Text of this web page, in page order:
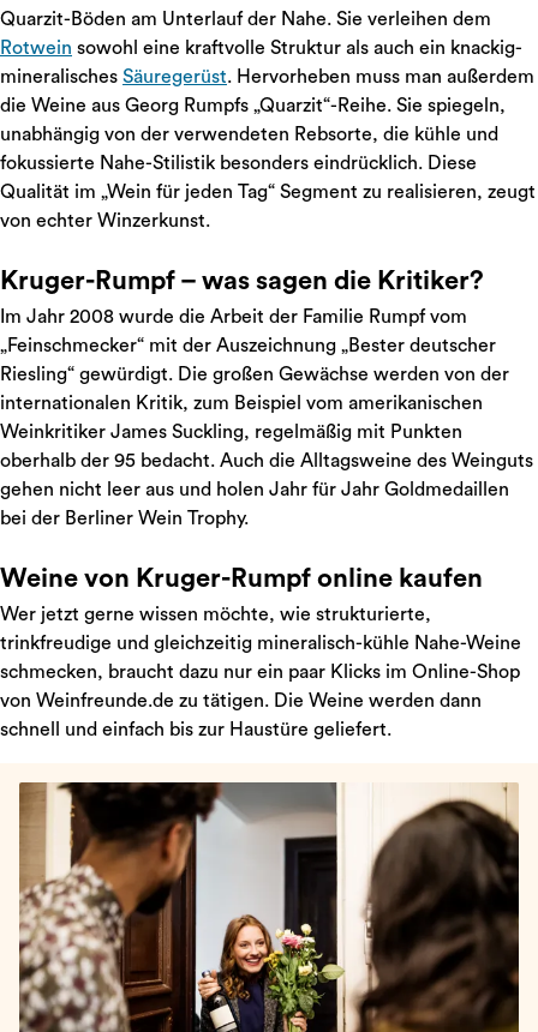
Quarzit-Böden am Unterlauf der Nahe. Sie verleihen dem
Rotwein sowohl eine kraftvolle Struktur als auch ein knackig-
mineralisches Säuregerüst. Hervorheben muss man außerdem
die Weine aus Georg Rumpfs „Quarzit“-Reihe. Sie spiegeln,
unabhängig von der verwendeten Rebsorte, die kühle und
fokussierte Nahe-Stilistik besonders eindrücklich. Diese
Qualität im „Wein für jeden Tag“ Segment zu realisieren, zeugt
von echter Winzerkunst.
Kruger-Rumpf – was sagen die Kritiker?
Im Jahr 2008 wurde die Arbeit der Familie Rumpf vom
„Feinschmecker“ mit der Auszeichnung „Bester deutscher
Riesling“ gewürdigt. Die großen Gewächse werden von der
internationalen Kritik, zum Beispiel vom amerikanischen
Weinkritiker James Suckling, regelmäßig mit Punkten
oberhalb der 95 bedacht. Auch die Alltagsweine des Weinguts
gehen nicht leer aus und holen Jahr für Jahr Goldmedaillen
bei der Berliner Wein Trophy.
Weine von Kruger-Rumpf online kaufen
Wer jetzt gerne wissen möchte, wie strukturierte,
trinkfreudige und gleichzeitig mineralisch-kühle Nahe-Weine
schmecken, braucht dazu nur ein paar Klicks im Online-Shop
von Weinfreunde.de zu tätigen. Die Weine werden dann
schnell und einfach bis zur Haustüre geliefert.